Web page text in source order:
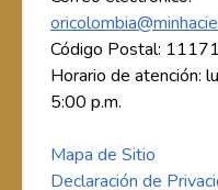
Código Postal:
Horario de atención:
5:00 p.m.
Mapa de Sitio
Declaración de